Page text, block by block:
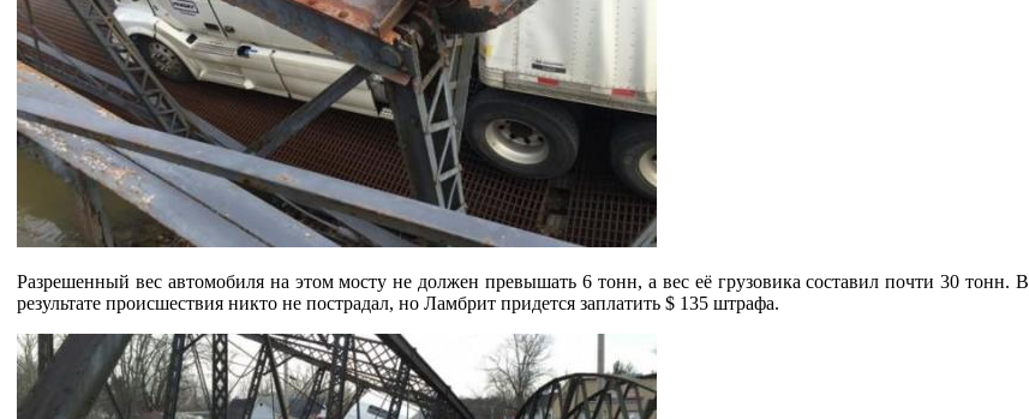
Разрешенный вес автомобиля на этом мосту не должен превышать 6 тонн, а вес её грузовика составил почти 30 тонн. В
результате происшествия никто не пострадал, но Ламбрит придется заплатить $ 135 штрафа.